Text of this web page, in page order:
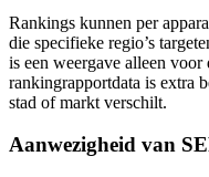
Rankings kunnen per
die specifieke regio’s
is een weergave alleen
rankingrapportdata is extra
stad of markt verschilt.
Aanwezigheid van